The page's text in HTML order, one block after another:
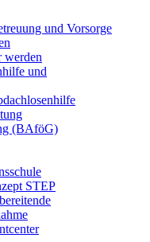
und Vorsorge
werden
und
(BAföG)
STEP